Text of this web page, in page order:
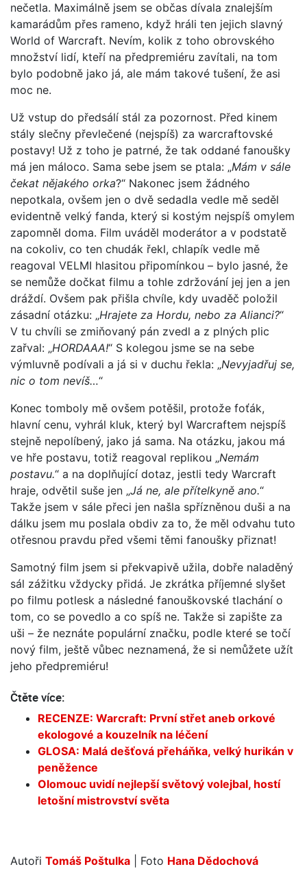
nečetla. Maximálně jsem se občas dívala znalejším
kamarádům přes rameno, když hráli ten jejich slavný
World of Warcraft. Nevím, kolik z toho obrovského
množství lidí, kteří na předpremiéru zavítali, na tom
bylo podobně jako já, ale mám takové tušení, že asi
moc ne.
Už vstup do předsálí stál za pozornost. Před kinem
stály slečny převlečené (nejspíš) za warcraftovské
postavy! Už z toho je patrné, že tak oddané fanoušky
má jen máloco. Sama sebe jsem se ptala: „Mám v sále
čekat nějakého orka?“ Nakonec jsem žádného
nepotkala, ovšem jen o dvě sedadla vedle mě seděl
evidentně velký fanda, který si kostým nejspíš omylem
zapomněl doma. Film uváděl moderátor a v podstatě
na cokoliv, co ten chudák řekl, chlapík vedle mě
reagoval VELMI hlasitou připomínkou – bylo jasné, že
se nemůže dočkat filmu a tohle zdržování jej jen a jen
dráždí. Ovšem pak přišla chvíle, kdy uvaděč položil
zásadní otázku: „Hrajete za Hordu, nebo za Alianci?“
V tu chvíli se zmiňovaný pán zvedl a z plných plic
zařval: „HORDAAA!“ S kolegou jsme se na sebe
výmluvně podívali a já si v duchu řekla: „Nevyjadřuj se,
nic o tom nevíš…“
Konec tomboly mě ovšem potěšil, protože foťák,
hlavní cenu, vyhrál kluk, který byl Warcraftem nejspíš
stejně nepolíbený, jako já sama. Na otázku, jakou má
ve hře postavu, totiž reagoval replikou „Nemám
postavu.“ a na doplňující dotaz, jestli tedy Warcraft
hraje, odvětil suše jen „Já ne, ale přítelkyně ano.“
Takže jsem v sále přeci jen našla spřízněnou duši a na
dálku jsem mu poslala obdiv za to, že měl odvahu tuto
otřesnou pravdu před všemi těmi fanoušky přiznat!
Samotný film jsem si překvapivě užila, dobře naladěný
sál zážitku vždycky přidá. Je zkrátka příjemné slyšet
po filmu potlesk a následné fanouškovské tlachání o
tom, co se povedlo a co spíš ne. Takže si zapište za
uši – že neznáte populární značku, podle které se točí
nový film, ještě vůbec neznamená, že si nemůžete užít
jeho předpremiéru!
Čtěte více:
RECENZE: Warcraft: První střet aneb orkové
ekologové a kouzelník na léčení
GLOSA: Malá dešťová přeháňka, velký hurikán v
peněžence
Olomouc uvidí nejlepší světový volejbal, hostí
letošní mistrovství světa
Autoři Tomáš Poštulka | Foto Hana Dědochová